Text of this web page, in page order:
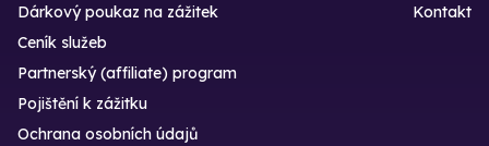
Dárkový poukaz na zážitek
Kontakt
Ceník služeb
Partnerský (affiliate) program
Pojištění k zážitku
Ochrana osobních údajů